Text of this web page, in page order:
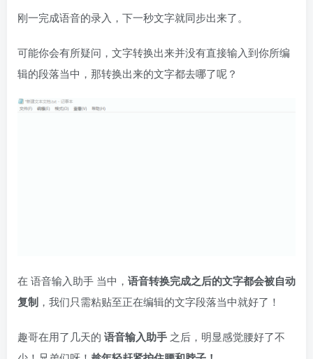
刚一完成语音的录入，下一秒文字就同步出来了。
可能你会有所疑问，文字转换出来并没有直接输入到你所编
辑的段落当中，那转换出来的文字都去哪了呢？
在 语音输入助手 当中， 语音转换完成之后的文字都会被自动
复制 ，我们只需粘贴至正在编辑的文字段落当中就好了！
趣哥在用了几天的 语音输入助手 之后，明显感觉腰好了不